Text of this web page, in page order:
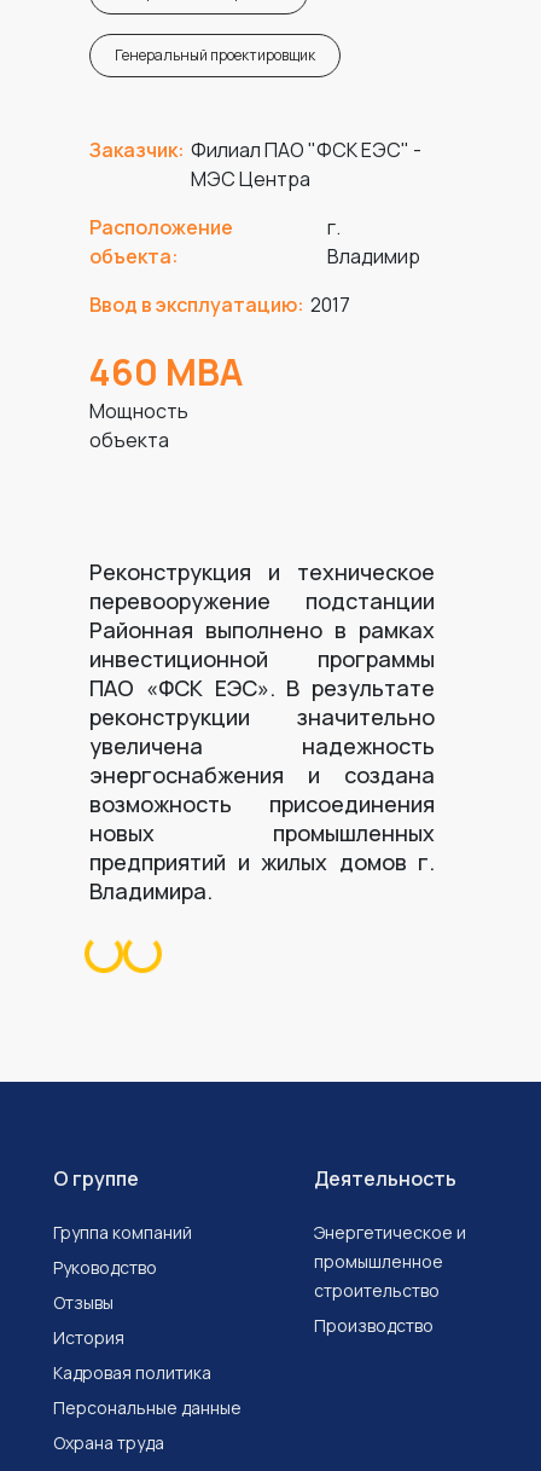
Генеральный проектировщик
Заказчик: Филиал ПАО "ФСК ЕЭС" -
МЭС Центра
Расположение
объекта:
г.
Владимир
Ввод в эксплуатацию: 2017
460 МВА
Мощность
объекта
Реконструкция и техническое
перевооружение подстанции
Районная выполнено в рамках
инвестиционной программы
ПАО «ФСК ЕЭС». В результате
реконструкции значительно
увеличена надежность
энергоснабжения и создана
возможность присоединения
новых промышленных
предприятий и жилых домов г.
Владимира.
Loading...
Loading...
О группе
Группа компаний
Руководство
Отзывы
История
Кадровая политика
Персональные данные
Охрана труда
Деятельность
Энергетическое и
промышленное
строительство
Производство